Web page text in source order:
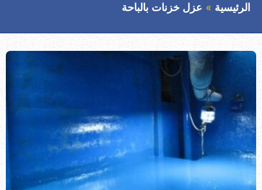
الرئيسية عزل خزنات بالباحة